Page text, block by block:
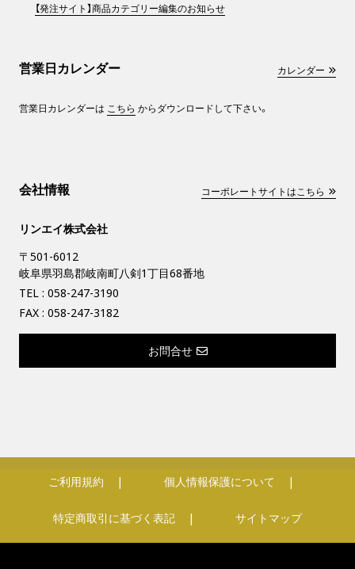
【発注サイト】商品カテゴリー編集のお知らせ
営業日カレンダー カレンダー
営業日カレンダーは こちら からダウンロードして下さい。
会社情報 コーポレートサイトはこちら
リンエイ株式会社
〒501-6012
岐阜県羽島郡岐南町八剣1丁目68番地
TEL : 058-247-3190
FAX : 058-247-3182
お問合せ
ご利用規約 個人情報保護について
特定商取引に基づく表記 サイトマップ